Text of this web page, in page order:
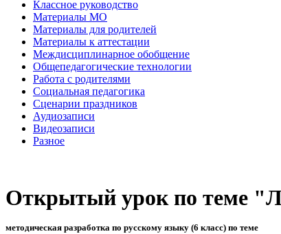
Классное руководство
Материалы МО
Материалы для родителей
Материалы к аттестации
Междисциплинарное обобщение
Общепедагогические технологии
Работа с родителями
Социальная педагогика
Сценарии праздников
Аудиозаписи
Видеозаписи
Разное
Открытый урок по теме
методическая разработка по русскому языку (6 класс) по теме